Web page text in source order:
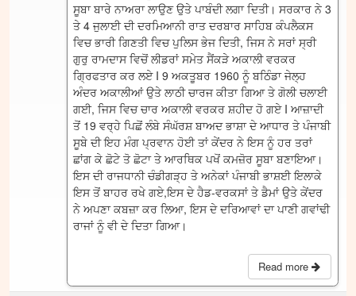
ਸੂਬਾ ਬਾਰੇ ਨਾਅਰਾ ਲਾਉਣ ਉਤੇ ਪਾਬੰਦੀ ਲਗਾ ਦਿਤੀ। ਸਰਕਾਰ ਨੇ 3
ਤੇ 4 ਜੁਲਾਈ ਦੀ ਦਰਮਿਆਨੀ ਰਾਤ ਦਰਬਾਰ ਸਾਹਿਬ ਕੰਪਲੈਕਸ
ਵਿਚ ਭਾਰੀ ਗਿਣਤੀ ਵਿਚ ਪੁਲਿਸ ਭੇਜ ਦਿਤੀ, ਜਿਸ ਨੇ ਸਰਾਂ ਸ੍ਰੀ
ਗੁਰੁ ਰਾਮਦਾਸ ਵਿਚੋਂ ਲੀਡਰਾਂ ਸਮੇਤ ਸੈਂਕੜੇ ਅਕਾਲੀ ਵਰਕਰ
ਗ੍ਰਿਫਤਾਰ ਕਰ ਲਏ I 9 ਅਕਤੂਬਰ 1960 ਨੂੰ ਬਠਿੰਡਾ ਜੇਲ੍ਹ
ਅੰਦਰ ਅਕਾਲੀਆਂ ਉਤੇ ਲਾਠੀ ਚਾਰਜ ਕੀਤਾ ਗਿਆ ਤੇ ਗੋਲੀ ਚਲਾਈ
ਗਈ, ਜਿਸ ਵਿਚ ਚਾਰ ਅਕਾਲੀ ਵਰਕਰ ਸ਼ਹੀਦ ਹੋ ਗਏ I ਆਜ਼ਾਦੀ
ਤੋਂ 19 ਵਰ੍ਹੇ ਪਿਛੋਂ ਲੰਬੇ ਸੰਘੱਰਸ਼ ਬਾਅਦ ਭਾਸ਼ਾ ਦੇ ਆਧਾਰ ਤੇ ਪੰਜਾਬੀ
ਸੂਬੇ ਦੀ ਇਹ ਮੰਗ ਪ੍ਰਵਾਨ ਹੋਈ ਤਾਂ ਕੇਂਦਰ ਨੇ ਇਸ ਨੂੰ ਹਰ ਤਰਾਂ
ਛਾਂਗ ਕੇ ਛੋਟੇ ਤੋ ਛੋਟਾ ਤੇ ਆਰਥਿਕ ਪਖੋਂ ਕਮਜ਼ੋਰ ਸੂਬਾ ਬਣਾਇਆ।
ਇਸ ਦੀ ਰਾਜਧਾਨੀ ਚੰਡੀਗੜ੍ਹ ਤੇ ਅਨੇਕਾਂ ਪੰਜਾਬੀ ਭਾਸ਼ਈ ਇਲਾਕੇ
ਇਸ ਤੋਂ ਬਾਹਰ ਰਖੇ ਗਏ,ਇਸ ਦੇ ਹੈਡ-ਵਰਕਸਾਂ ਤੇ ਡੈਮਾਂ ਉਤੇ ਕੇਂਦਰ
ਨੇ ਅਪਣਾ ਕਬਜ਼ਾ ਕਰ ਲਿਆ, ਇਸ ਦੇ ਦਰਿਆਵਾਂ ਦਾ ਪਾਣੀ ਗਵਾਂਢੀ
ਰਾਜਾਂ ਨੂੰ ਵੀ ਦੇ ਦਿਤਾ ਗਿਆ।
Read more